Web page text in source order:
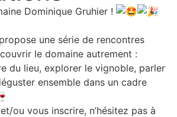
Dominique Gruhier !
une série de rencontres
le domaine autrement :
du lieu, explorer le vignoble, parler
ensemble dans un cadre
ou vous inscrire, n’hésitez pas à